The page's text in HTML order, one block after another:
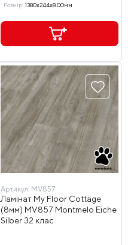
Розмір:1380x244x8.00мм
Артикул: MV857
Ламінат My Floor Cottage
(8мм) MV857 Montmelo Eiche
Silber 32 клас